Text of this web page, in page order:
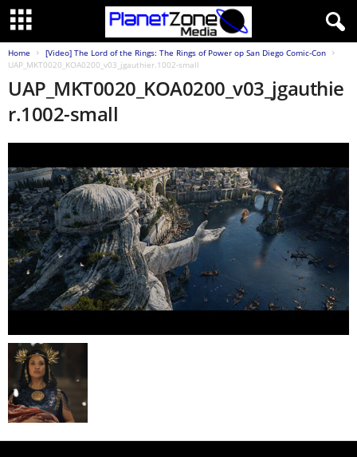
Home
[Video] The Lord of the Rings: The Rings of Power op San Diego Comic-Con
UAP_MKT0020_KOA0200_v03_jgauthier.1002-small
UAP_MKT0020_KOA0200_v03_jgauthie
r.1002-small